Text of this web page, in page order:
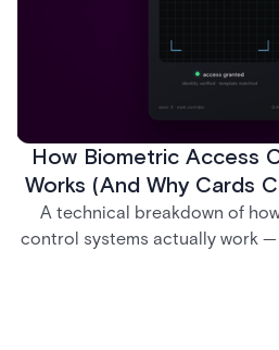
How Biometric Access
Works (And Why Cards
A technical breakdown of
control systems actually work
fingerprint, facial, iris, and
and what it takes to deploy